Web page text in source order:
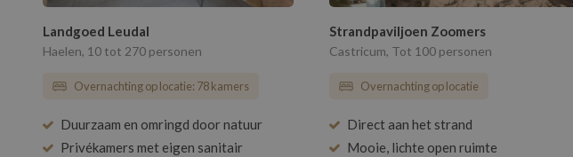
Landgoed Leudal
Haelen, 10 tot 270 personen
Overnachting op locatie: 78 kamers
Duurzaam en omringd door natuur
Privékamers met eigen sanitair
Strandpaviljoen Zoomers
Castricum, Tot 100 personen
Overnachting op locatie
Direct aan het strand
Mooie, lichte open ruimte